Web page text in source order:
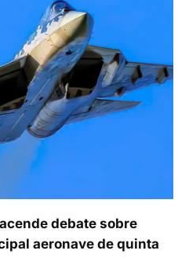
debate sobre
aeronave de quinta